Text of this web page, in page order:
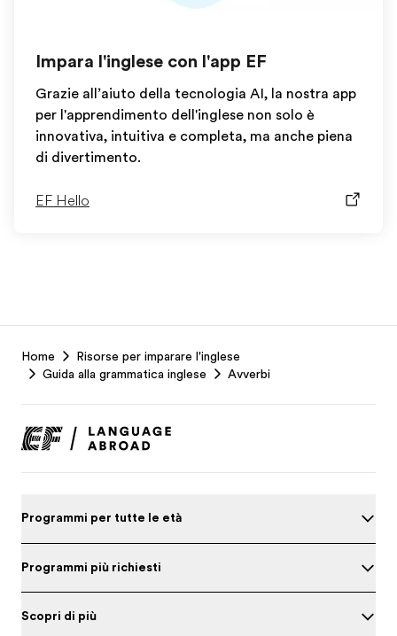
Impara l'inglese con l'app EF
Grazie all’aiuto della tecnologia AI, la nostra app
per l'apprendimento dell'inglese non solo è
innovativa, intuitiva e completa, ma anche piena
di divertimento.
EF Hello
Footer
Home
Risorse per imparare l'inglese
Guida alla grammatica inglese
Avverbi
Programmi per tutte le età
Programmi più richiesti
Scopri di più